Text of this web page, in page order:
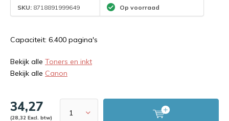
SKU: 8718891999649 Op voorraad
Capaciteit: 6.400 pagina's
Bekijk alle Toners en inkt
Bekijk alle Canon
34,27
(28,32 Excl. btw)